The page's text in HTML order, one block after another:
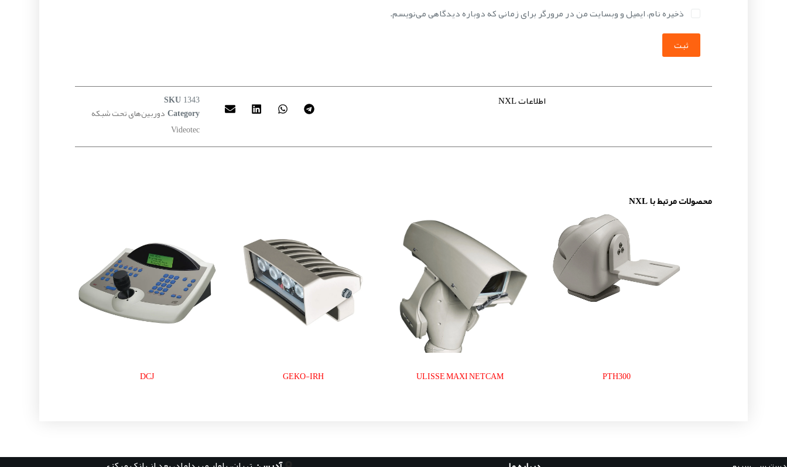
ذخیره نام، ایمیل و وبسایت من در مرورگر برای زمانی که دوباره دیدگاهی می‌نویسم.
ثبت
اطلاعات NXL SKU 1343
Category دوربین‌های تحت شبکه
Videotec
محصولات مرتبط با NXL
PTH300
ULISSE MAXI NETCAM
GEKO-IRH
DCJ